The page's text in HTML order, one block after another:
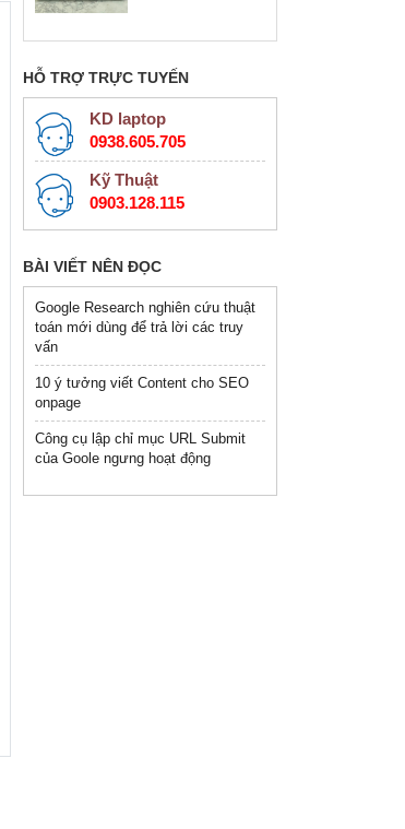
A1000 4GB GDDR6
FHD+, 500 nits
HỖ TRỢ TRỰC TUYẾN
KD laptop
0938.605.705
Kỹ Thuật
0903.128.115
BÀI VIẾT NÊN ĐỌC
Google Research nghiên cứu thuật
toán mới dùng để trả lời các truy
vấn
10 ý tưởng viết Content cho SEO
onpage
Công cụ lập chỉ mục URL Submit
của Goole ngưng hoạt động